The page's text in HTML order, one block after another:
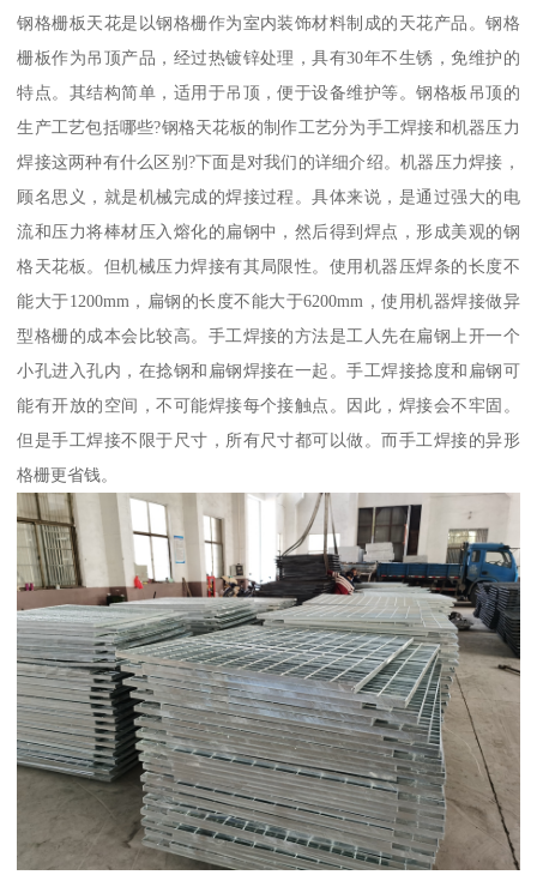
钢格栅板天花是以钢格栅作为室内装饰材料制成的天花产品。钢格
栅板作为吊顶产品，经过热镀锌处理，具有30年不生锈，免维护的
特点。其结构简单，适用于吊顶，便于设备维护等。钢格板吊顶的
生产工艺包括哪些?钢格天花板的制作工艺分为手工焊接和机器压力
焊接这两种有什么区别?下面是对我们的详细介绍。机器压力焊接，
顾名思义，就是机械完成的焊接过程。具体来说，是通过强大的电
流和压力将棒材压入熔化的扁钢中，然后得到焊点，形成美观的钢
格天花板。但机械压力焊接有其局限性。使用机器压焊条的长度不
能大于1200mm，扁钢的长度不能大于6200mm，使用机器焊接做异
型格栅的成本会比较高。手工焊接的方法是工人先在扁钢上开一个
小孔进入孔内，在捻钢和扁钢焊接在一起。手工焊接捻度和扁钢可
能有开放的空间，不可能焊接每个接触点。因此，焊接会不牢固。
但是手工焊接不限于尺寸，所有尺寸都可以做。而手工焊接的异形
格栅更省钱。